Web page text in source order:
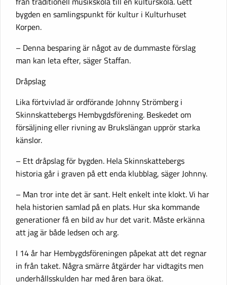
bygden en samlingspunkt för kultur i Kulturhuset
Korpen.
– Denna besparing är något av de dummaste förslag
man kan leta efter, säger Staffan.
Dråpslag
Lika förtvivlad är ordförande Johnny Strömberg i
Skinnskattebergs Hembygdsförening. Beskedet om
försäljning eller rivning av Brukslängan upprör starka
känslor.
– Ett dråpslag för bygden. Hela Skinnskattebergs
historia går i graven på ett enda klubblag, säger Johnny.
– Man tror inte det är sant. Helt enkelt inte klokt. Vi har
hela historien samlad på en plats. Hur ska kommande
generationer få en bild av hur det varit. Måste erkänna
att jag är både ledsen och arg.
I 14 år har Hembygdsföreningen påpekat att det regnar
in från taket. Några smärre åtgärder har vidtagits men
underhållsskulden har med åren bara ökat.